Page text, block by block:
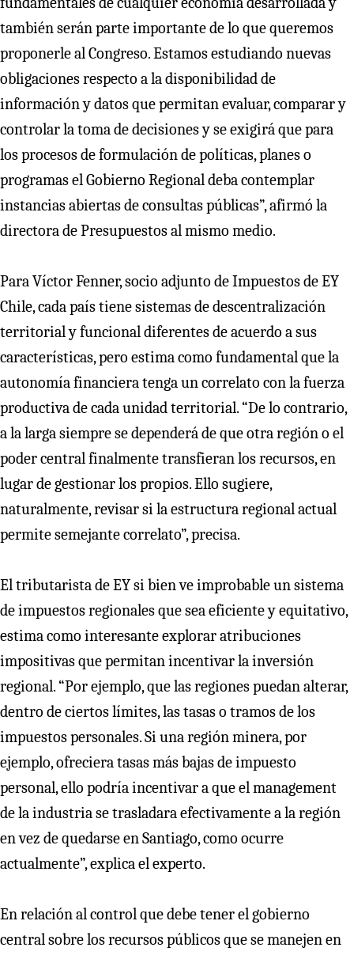
también serán parte importante de lo que queremos
proponerle al Congreso. Estamos estudiando nuevas
obligaciones respecto a la disponibilidad de
información y datos que permitan evaluar, comparar y
controlar la toma de decisiones y se exigirá que para
los procesos de formulación de políticas, planes o
programas el Gobierno Regional deba contemplar
instancias abiertas de consultas públicas”, afirmó la
directora de Presupuestos al mismo medio.
Para Víctor Fenner, socio adjunto de Impuestos de EY
Chile, cada país tiene sistemas de descentralización
territorial y funcional diferentes de acuerdo a sus
características, pero estima como fundamental que la
autonomía financiera tenga un correlato con la fuerza
productiva de cada unidad territorial. “De lo contrario,
a la larga siempre se dependerá de que otra región o el
poder central finalmente transfieran los recursos, en
lugar de gestionar los propios. Ello sugiere,
naturalmente, revisar si la estructura regional actual
permite semejante correlato”, precisa.
El tributarista de EY si bien ve improbable un sistema
de impuestos regionales que sea eficiente y equitativo,
estima como interesante explorar atribuciones
impositivas que permitan incentivar la inversión
regional. “Por ejemplo, que las regiones puedan alterar,
dentro de ciertos límites, las tasas o tramos de los
impuestos personales. Si una región minera, por
ejemplo, ofreciera tasas más bajas de impuesto
personal, ello podría incentivar a que el management
de la industria se trasladara efectivamente a la región
en vez de quedarse en Santiago, como ocurre
actualmente”, explica el experto.
En relación al control que debe tener el gobierno
central sobre los recursos públicos que se manejen en